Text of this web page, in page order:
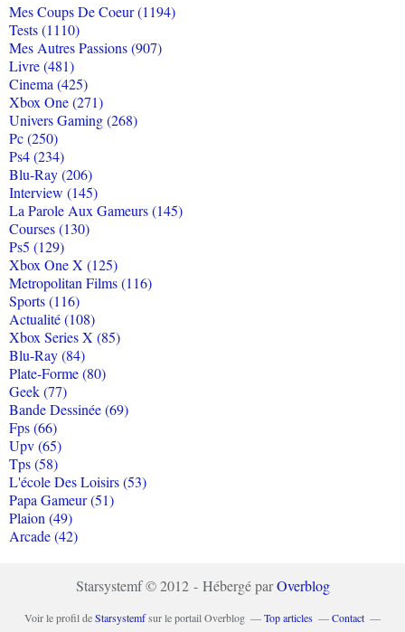
Mes Coups De Coeur (1194)
Tests (1110)
Mes Autres Passions (907)
Livre (481)
Cinema (425)
Xbox One (271)
Univers Gaming (268)
Pc (250)
Ps4 (234)
Blu-Ray (206)
Interview (145)
La Parole Aux Gameurs (145)
Courses (130)
Ps5 (129)
Xbox One X (125)
Metropolitan Films (116)
Sports (116)
Actualité (108)
Xbox Series X (85)
Blu-Ray (84)
Plate-Forme (80)
Geek (77)
Bande Dessinée (69)
Fps (66)
Upv (65)
Tps (58)
L'école Des Loisirs (53)
Papa Gameur (51)
Plaion (49)
Arcade (42)
Starsystemf © 2012 - Hébergé parOverblog
Voir le profil deStarsystemfsur le portail Overblog Top articles
Contact